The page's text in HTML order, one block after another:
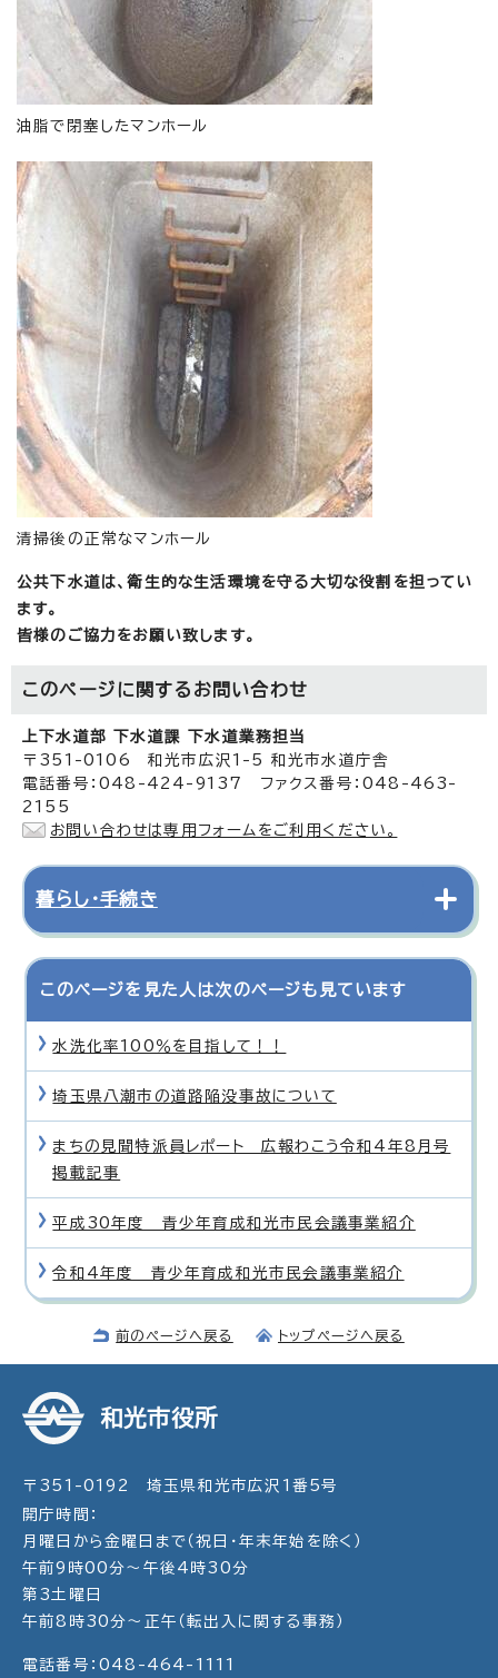
油脂で閉塞したマンホール
清掃後の正常なマンホール
公共下水道は、衛生的な生活環境を守る大切な役割を担ってい
ます。
皆様のご協力をお願い致します。
このページに関する お問い合わせ
上下水道部 下水道課 下水道業務担当
〒351-0106 和光市広沢1-5 和光市水道庁舎
電話番号：048-424-9137 ファクス番号：048-463-
2155
お問い合わせは専用フォームをご利用ください。
暮らし・手続き
このページを見た人は次のページも見ています
水洗化率100％を目指して！！
埼玉県八潮市の道路陥没事故について
まちの見聞特派員レポート 広報わこう令和4年8月号
掲載記事
平成30年度 青少年育成和光市民会議事業紹介
令和4年度 青少年育成和光市民会議事業紹介
前のページへ戻る トップページへ戻る
和光市役所
〒351-0192 埼玉県和光市広沢1番5号
開庁時間：
月曜日から金曜日まで（祝日・年末年始を除く）
午前9時00分～午後4時30分
第3土曜日
午前8時30分～正午（転出入に関する事務）
電話番号：048-464-1111